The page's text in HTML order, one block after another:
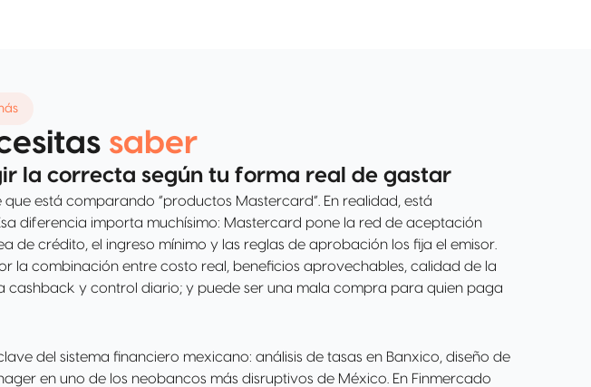
saber
la correcta según tu forma real de gastar
está comparando “productos Mastercard”. En realidad, está
diferencia importa muchísimo: Mastercard pone la red de aceptación
de crédito, el ingreso mínimo y las reglas de aprobación los fija el emisor.
la combinación entre costo real, beneficios aprovechables, calidad de la
y control diario; y puede ser una mala compra para quien paga
del sistema financiero mexicano: análisis de tasas en Banxico, diseño de
en uno de los neobancos más disruptivos de México. En Finmercado